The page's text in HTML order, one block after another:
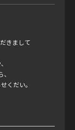
きまして
くだい。